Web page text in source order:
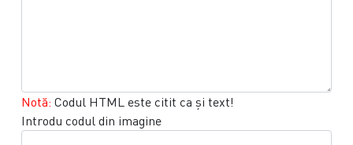
Notă: Codul HTML este citit ca şi text!
Introdu codul din imagine